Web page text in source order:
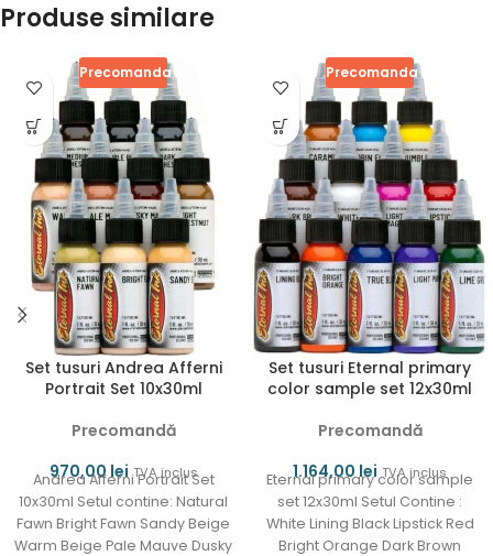
Produse similare
Precomanda
Set tusuri Andrea Afferni
Portrait Set 10x30ml
Precomandă
970,00lei TVA inclus
Andrea Afferni Portrait Set
10x30ml Setul contine: Natural
Fawn Bright Fawn Sandy Beige
Warm Beige Pale Mauve Dusky
Precomanda
Set tusuri Eternal primary
color sample set 12x30ml
Precomandă
1.164,00lei TVA inclus
Eternal primary color sample
set 12x30ml Setul Contine :
White Lining Black Lipstick Red
Bright Orange Dark Brown